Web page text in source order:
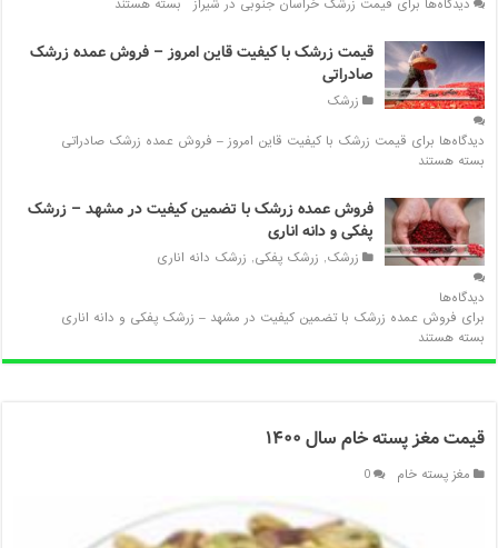
دیدگاه‌ها برای قیمت زرشک خراسان جنوبی در شیراز بسته هستند
قیمت زرشک با کیفیت قاین امروز – فروش عمده زرشک
صادراتی
زرشک
دیدگاه‌ها برای قیمت زرشک با کیفیت قاین امروز – فروش عمده زرشک صادراتی
بسته هستند
فروش عمده زرشک با تضمین کیفیت در مشهد – زرشک
پفکی و دانه اناری
زرشک, زرشک پفکی, زرشک دانه اناری
دیدگاه‌ها
برای فروش عمده زرشک با تضمین کیفیت در مشهد – زرشک پفکی و دانه اناری
بسته هستند
قیمت مغز پسته خام سال ۱۴۰۰
مغز پسته خام 0